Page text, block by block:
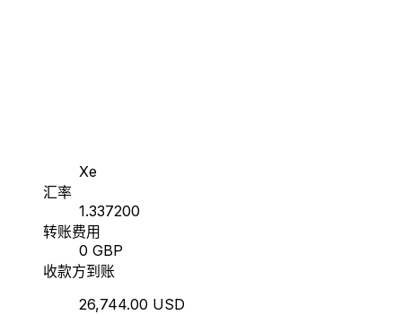
Xe
汇率
1.337200
转账费用
0 GBP
收款方到账
26,744.00 USD